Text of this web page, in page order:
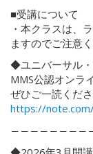
■受講について
・本クラスは、
ますのでご注意く
◆ユニバーサル
MMS公認オンラ
ぜひご一読くださ
https://